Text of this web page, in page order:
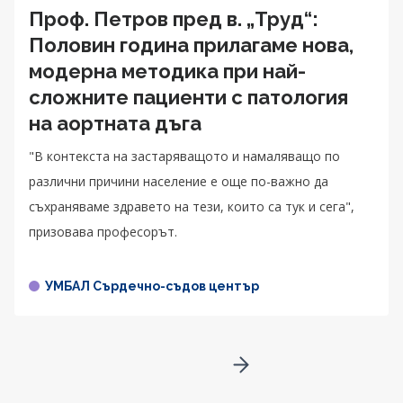
Проф. Петров пред в. „Труд“:
Половин година прилагаме нова,
модерна методика при най-
сложните пациенти с патология
на аортната дъга
"В контекста на застаряващото и намаляващо по
различни причини население е още по-важно да
съхраняваме здравето на тези, които са тук и сега",
призовава професорът.
УМБАЛ Сърдечно-съдов център
Go to next page